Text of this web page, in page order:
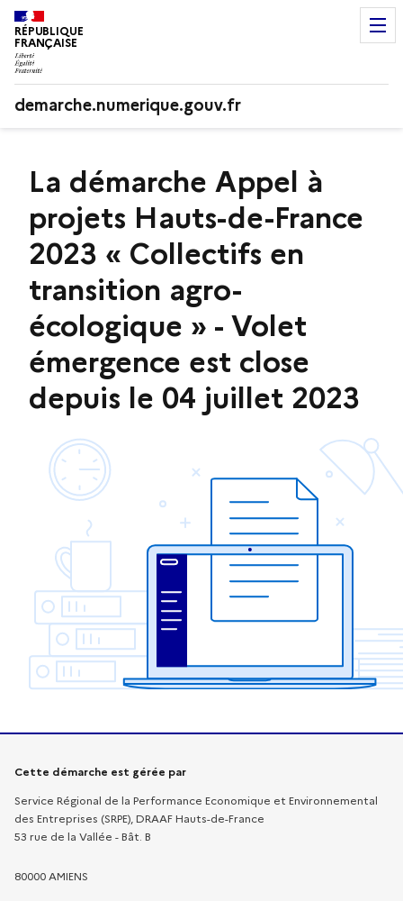
RÉPUBLIQUE
FRANÇAISE
demarche.numerique.gouv.fr
La démarche Appel à
projets Hauts-de-France
2023 « Collectifs en
transition agro-
écologique » - Volet
émergence est close
depuis le 04 juillet 2023
Informations sur la démarche
Cette démarche est gérée par
Service Régional de la Performance Economique et Environnemental
des Entreprises (SRPE), DRAAF Hauts-de-France
53 rue de la Vallée - Bât. B
80000 AMIENS